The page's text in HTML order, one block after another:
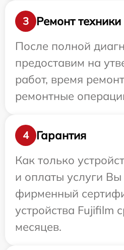
3
Ремонт техники
После полной
предоставим на
работ, время
ремонтные
4
Гарантия
Как только
и оплаты услуги Вы
фирменный
устройства Fujifilm
месяцев.